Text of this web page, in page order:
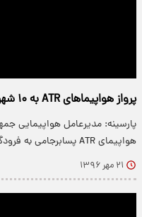
پرواز هواپیماهای ATR به ۱۰ شهر بزرگ کشور
پارسینه: مدیرعامل هواپیمایی
هواپیمای ATR پسابرجامی به فرودگاه بندرعباس و پرواز…
۲۱ مهر ۱۳۹۶